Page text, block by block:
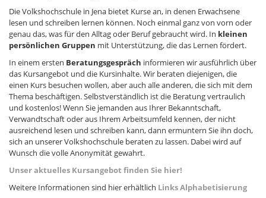
Die Volkshochschule in Jena bietet Kurse an, in denen Erwachsene
lesen und schreiben lernen können. Noch einmal ganz von vorn oder
genau das, was für den Alltag oder Beruf gebraucht wird. In kleinen
persönlichen Gruppen mit Unterstützung, die das Lernen fördert.
In einem ersten Beratungsgespräch informieren wir ausführlich über
das Kursangebot und die Kursinhalte. Wir beraten diejenigen, die
einen Kurs besuchen wollen, aber auch alle anderen, die sich mit dem
Thema beschäftigen. Selbstverständlich ist die Beratung vertraulich
und kostenlos! Wenn Sie jemanden aus Ihrer Bekanntschaft,
Verwandtschaft oder aus Ihrem Arbeitsumfeld kennen, der nicht
ausreichend lesen und schreiben kann, dann ermuntern Sie ihn doch,
sich an unserer Volkshochschule beraten zu lassen. Dabei wird auf
Wunsch die volle Anonymität gewahrt.
Unser aktuelles Kursangebot finden Sie hier!
Weitere Informationen sind hier erhältlich Links Alphabetisierung